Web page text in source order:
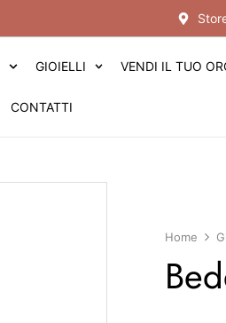
GIOIELLI VENDI IL TUO
CONTATTI
Home